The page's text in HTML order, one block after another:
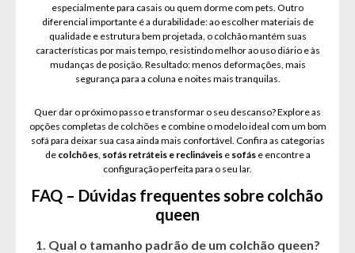
especialmente para casais ou quem dorme com pets. Outro
diferencial importante é a durabilidade: ao escolher materiais de
qualidade e estrutura bem projetada, o colchão mantém suas
características por mais tempo, resistindo melhor ao uso diário e às
mudanças de posição. Resultado: menos deformações, mais
segurança para a coluna e noites mais tranquilas.
Quer dar o próximo passo e transformar o seu descanso? Explore as
opções completas de colchões e combine o modelo ideal com um bom
sofá para deixar sua casa ainda mais confortável. Confira as categorias
de colchões, sofás retráteis e reclináveise sofáse encontre a
configuração perfeita para o seu lar.
FAQ – Dúvidas frequentes sobre colchão
queen
1. Qual o tamanho padrão de um colchão queen?